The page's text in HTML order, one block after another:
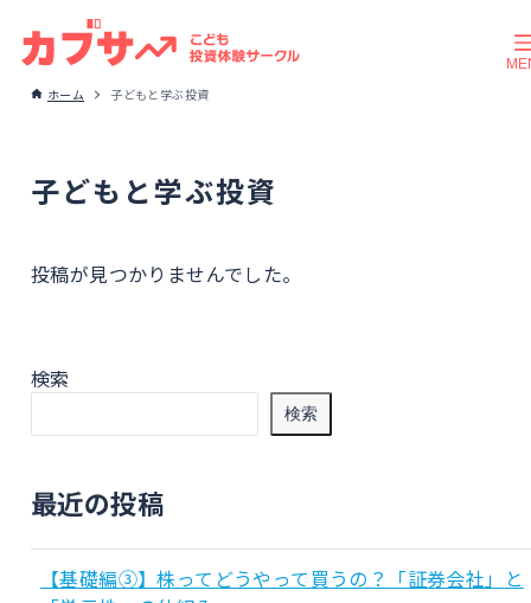
ホーム 子どもと学ぶ投資
子どもと学ぶ投資
投稿が見つかりませんでした。
検索
検索
最近の投稿
【基礎編③】株ってどうやって買うの？「証券会社」と